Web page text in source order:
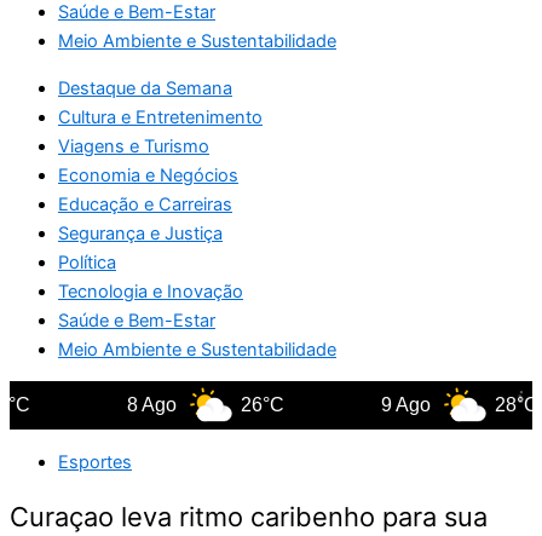
Saúde e Bem-Estar
Meio Ambiente e Sustentabilidade
Destaque da Semana
Cultura e Entretenimento
Viagens e Turismo
Economia e Negócios
Educação e Carreiras
Segurança e Justiça
Política
Tecnologia e Inovação
Saúde e Bem-Estar
Meio Ambiente e Sustentabilidade
8 Ago 26°C 9 Ago 28°C
Esportes
Curaçao leva ritmo caribenho para sua